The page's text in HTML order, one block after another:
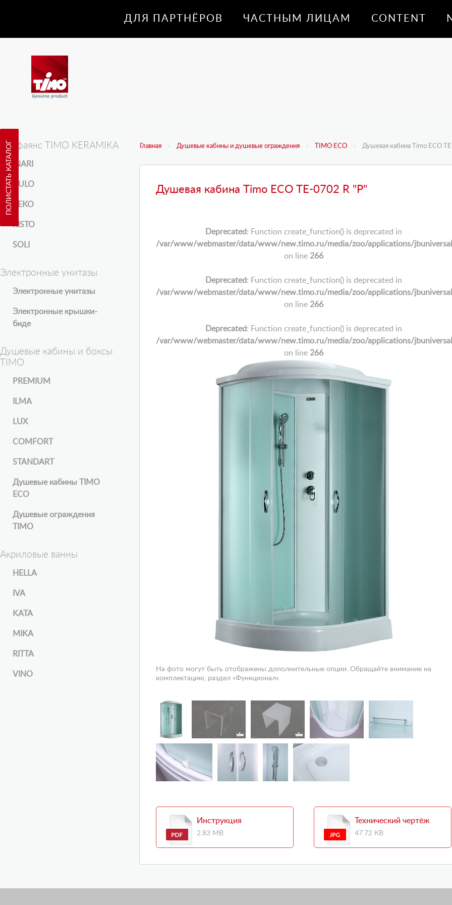
ДЛЯ ПАРТНЁРОВ ЧАСТНЫМ ЛИЦАМ CONTENT
ПОЛИСТАТЬ КАТАЛОГ Главная Душевые кабины и душевые ограждения TIMO ECO Душевая кабина Timo ECO
Душевая кабина Timo ECO TE-0702 R "P"
Deprecated: Function create_function() is deprecated in
/var/www/webmaster/data/www/new.timo.ru/media/zoo/applications/
on line 266
Deprecated: Function create_function() is deprecated in
/var/www/webmaster/data/www/new.timo.ru/media/zoo/applications/
on line 266
Deprecated: Function create_function() is deprecated in
/var/www/webmaster/data/www/new.timo.ru/media/zoo/applications/
on line 266
На фото могут быть отображены дополнительные опции. Обращайте внимание на
комплектацию, раздел «Функционал».
Инструкция
2.83 MB
Технический чертёж
47.72 KB
Санфаянс TIMO KERAMIKA
INARI
KULO
REKO
RISTO
SOLI
Электронные унитазы
Электронные унитазы
Электронные крышки-
биде
Душевые кабины и боксы
TIMO
PREMIUM
ILMA
LUX
COMFORT
STANDART
Душевые кабины TIMO
ECO
Душевые ограждения
TIMO
Акриловые ванны
HELLA
IVA
KATA
MIKA
RITTA
VINO